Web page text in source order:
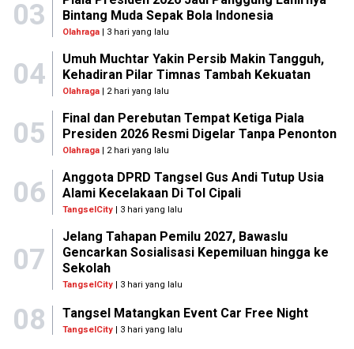
03
Bintang Muda Sepak Bola Indonesia
Olahraga| 3 hari yang lalu
04
Umuh Muchtar Yakin Persib Makin Tangguh,
Kehadiran Pilar Timnas Tambah Kekuatan
Olahraga| 2 hari yang lalu
05
Final dan Perebutan Tempat Ketiga Piala
Presiden 2026 Resmi Digelar Tanpa Penonton
Olahraga| 2 hari yang lalu
06
Anggota DPRD Tangsel Gus Andi Tutup Usia
Alami Kecelakaan Di Tol Cipali
TangselCity| 3 hari yang lalu
07
Jelang Tahapan Pemilu 2027, Bawaslu
Gencarkan Sosialisasi Kepemiluan hingga ke
Sekolah
TangselCity| 3 hari yang lalu
08 Tangsel Matangkan Event Car Free Night
TangselCity | 3 hari yang lalu